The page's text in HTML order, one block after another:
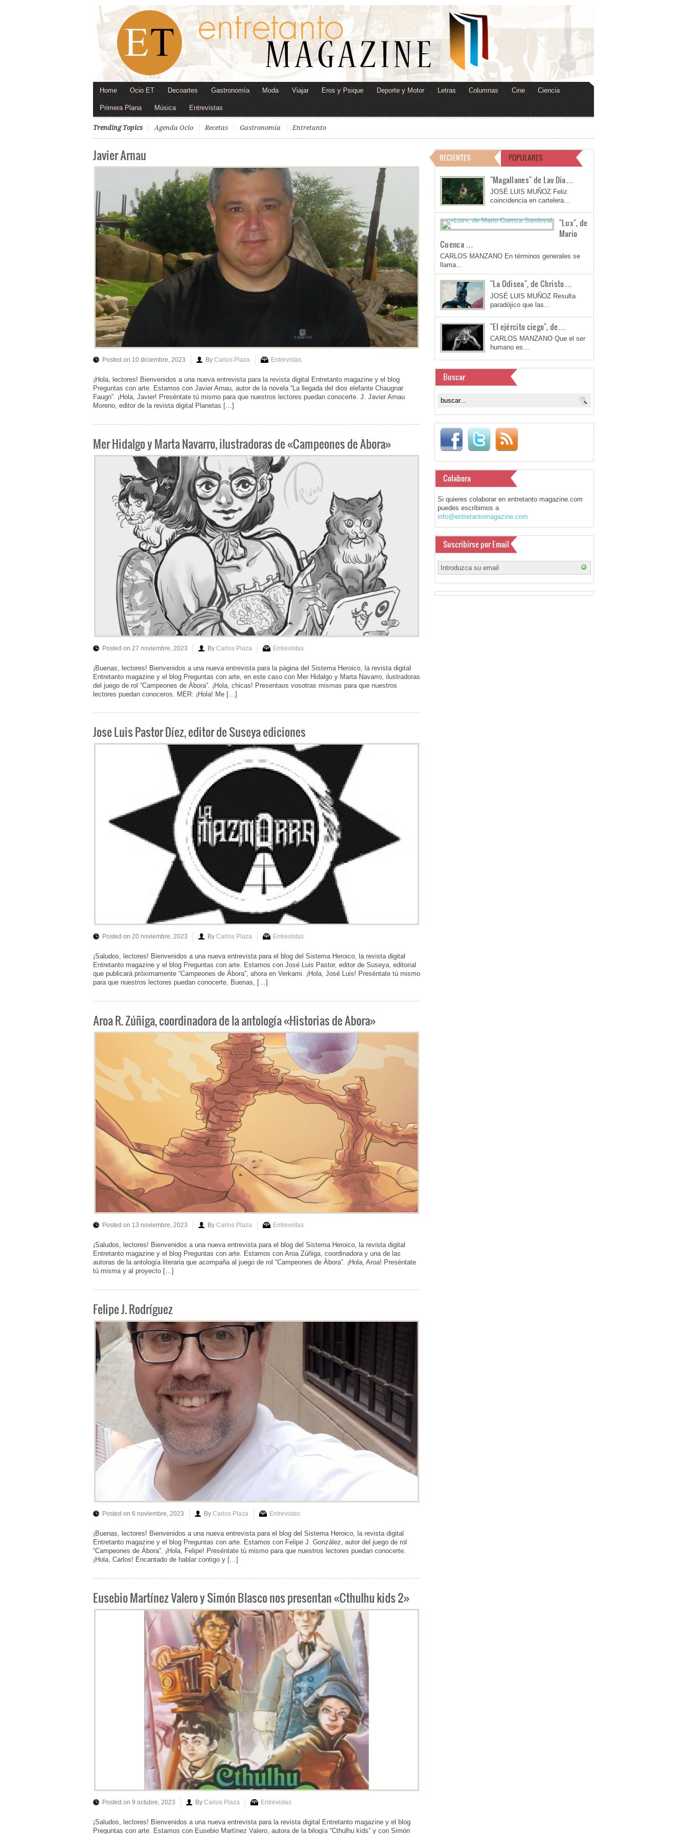
Home Ocio ET Decoartes Gastronomía Moda Viajar Eros y Psique Deporte y Motor Letras Columnas Cine Ciencia
Primera Plana Música Entrevistas
Trending Topics Agenda Ocio Recetas Gastronomía Entretanto
Javier Arnau
Posted on 10 diciembre, 2023 By Carlos Plaza Entrevistas
¡Hola, lectores! Bienvenidos a una nueva entrevista para la revista digital Entretanto magazine y el blog
Preguntas con arte. Estamos con Javier Arnau, autor de la novela “La llegada del dios elefante Chaugnar
Faugn”. ¡Hola, Javier! Preséntate tú mismo para que nuestros lectores puedan conocerte. J. Javier Arnau
Moreno, editor de la revista digital Planetas […]
Mer Hidalgo y Marta Navarro, ilustradoras de «Campeones de Ábora»
Posted on 27 noviembre, 2023 By Carlos Plaza Entrevistas
¡Buenas, lectores! Bienvenidos a una nueva entrevista para la página del Sistema Heroico, la revista digital
Entretanto magazine y el blog Preguntas con arte, en este caso con Mer Hidalgo y Marta Navarro, ilustradoras
del juego de rol “Campeones de Ábora”. ¡Hola, chicas! Presentaos vosotras mismas para que nuestros
lectores puedan conoceros. MER: ¡Hola! Me […]
Jose Luis Pastor Díez, editor de Suseya ediciones
Posted on 20 noviembre, 2023 By Carlos Plaza Entrevistas
¡Saludos, lectores! Bienvenidos a una nueva entrevista para el blog del Sistema Heroico, la revista digital
Entretanto magazine y el blog Preguntas con arte. Estamos con José Luis Pastor, editor de Suseya, editorial
que publicará próximamente “Campeones de Ábora”, ahora en Verkami. ¡Hola, José Luis! Preséntate tú mismo
para que nuestros lectores puedan conocerte. Buenas, […]
Aroa R. Zúñiga, coordinadora de la antología «Historias de Ábora»
Posted on 13 noviembre, 2023 By Carlos Plaza Entrevistas
¡Saludos, lectores! Bienvenidos a una nueva entrevista para el blog del Sistema Heroico, la revista digital
Entretanto magazine y el blog Preguntas con arte. Estamos con Aroa Zúñiga, coordinadora y una de las
autoras de la antología literaria que acompaña al juego de rol “Campeones de Ábora”. ¡Hola, Aroa! Preséntate
tú misma y al proyecto […]
Felipe J. Rodríguez
Posted on 6 noviembre, 2023 By Carlos Plaza Entrevistas
¡Buenas, lectores! Bienvenidos a una nueva entrevista para el blog del Sistema Heroico, la revista digital
Entretanto magazine y el blog Preguntas con arte. Estamos con Felipe J. González, autor del juego de rol
“Campeones de Ábora”. ¡Hola, Felipe! Preséntate tú mismo para que nuestros lectores puedan conocerte.
¡Hola, Carlos! Encantado de hablar contigo y […]
Eusebio Martínez Valero y Simón Blasco nos presentan «Cthulhu kids 2»
Posted on 9 octubre, 2023 By Carlos Plaza Entrevistas
¡Saludos, lectores! Bienvenidos a una nueva entrevista para la revista digital Entretanto magazine y el blog
Preguntas con arte. Estamos con Eusebio Martínez Valero, autora de la bilogía “Cthulhu kids” y con Simón
RECIENTES POPULARES
"Magallanes" de Lav Dia…
JOSÉ LUIS MUÑOZ Feliz
coincidencia en cartelera…
"Lux", de
Mario
Cuenca …
CARLOS MANZANO En términos generales se
llama…
"La Odisea", de Christo…
JOSÉ LUIS MUÑOZ Resulta
paradójico que las…
"El ejército ciego", de…
CARLOS MANZANO Que el ser
humano es…
Buscar
Colabora
Si quieres colaborar en entretanto magazine.com
puedes escribirnos a
info@entretantomagazine.com
Suscribirse por Email